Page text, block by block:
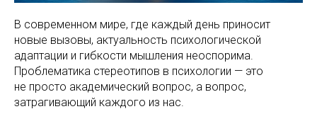
В современном мире, где каждый день приносит
новые вызовы, актуальность психологической
адаптации и гибкости мышления неоспорима.
Проблематика стереотипов в психологии — это
не просто академический вопрос, а вопрос,
затрагивающий каждого из нас.